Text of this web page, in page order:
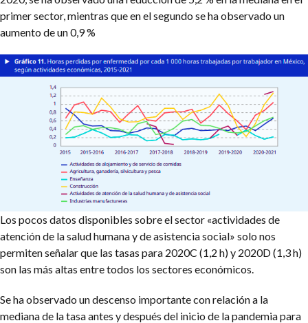
primer sector, mientras que en el segundo se ha observado un
aumento de un 0,9 %
Los pocos datos disponibles sobre el sector «actividades de
atención de la salud humana y de asistencia social» solo nos
permiten señalar que las tasas para 2020C (1,2 h) y 2020D (1,3 h)
son las más altas entre todos los sectores económicos.
Se ha observado un descenso importante con relación a la
mediana de la tasa antes y después del inicio de la pandemia para